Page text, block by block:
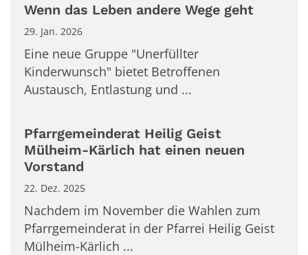
Wenn das Leben andere Wege geht
29. Jan. 2026
Eine neue Gruppe "Unerfüllter
Kinderwunsch" bietet Betroffenen
Austausch, Entlastung und ...
Pfarrgemeinderat Heilig Geist
Mülheim-Kärlich hat einen neuen
Vorstand
22. Dez. 2025
Nachdem im November die Wahlen zum
Pfarrgemeinderat in der Pfarrei Heilig Geist
Mülheim-Kärlich ...